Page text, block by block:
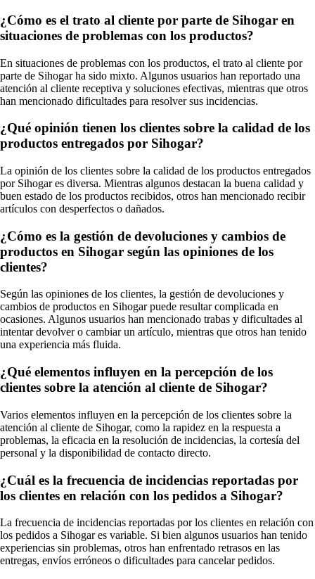
¿Cómo es el trato al cliente por parte de Sihogar en
situaciones de problemas con los productos?
En situaciones de problemas con los productos, el trato al cliente por
parte de Sihogar ha sido mixto. Algunos usuarios han reportado una
atención al cliente receptiva y soluciones efectivas, mientras que otros
han mencionado dificultades para resolver sus incidencias.
¿Qué opinión tienen los clientes sobre la calidad de los
productos entregados por Sihogar?
La opinión de los clientes sobre la calidad de los productos entregados
por Sihogar es diversa. Mientras algunos destacan la buena calidad y
buen estado de los productos recibidos, otros han mencionado recibir
artículos con desperfectos o dañados.
¿Cómo es la gestión de devoluciones y cambios de
productos en Sihogar según las opiniones de los
clientes?
Según las opiniones de los clientes, la gestión de devoluciones y
cambios de productos en Sihogar puede resultar complicada en
ocasiones. Algunos usuarios han mencionado trabas y dificultades al
intentar devolver o cambiar un artículo, mientras que otros han tenido
una experiencia más fluida.
¿Qué elementos influyen en la percepción de los
clientes sobre la atención al cliente de Sihogar?
Varios elementos influyen en la percepción de los clientes sobre la
atención al cliente de Sihogar, como la rapidez en la respuesta a
problemas, la eficacia en la resolución de incidencias, la cortesía del
personal y la disponibilidad de contacto directo.
¿Cuál es la frecuencia de incidencias reportadas por
los clientes en relación con los pedidos a Sihogar?
La frecuencia de incidencias reportadas por los clientes en relación con
los pedidos a Sihogar es variable. Si bien algunos usuarios han tenido
experiencias sin problemas, otros han enfrentado retrasos en las
entregas, envíos erróneos o dificultades para cancelar pedidos.